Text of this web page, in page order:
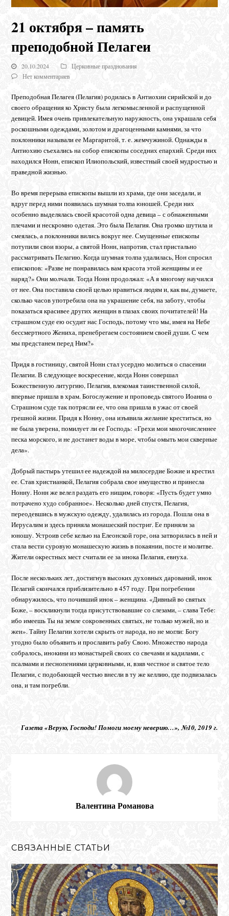
21 октября – память
преподобной Пелагеи
20.10.2024
Церковные празднования
Нет комментариев
Преподобная Пелагея (Пелагия) родилась в Антиохии сирийской и до
своего обращения ко Христу была легкомысленной и распущенной
девицей. Имея очень привлекательную наружность, она украшала себя
роскошными одеждами, золотом и драгоценными камнями, за что
поклонники называли ее Маргаритой, т. е. жемчужиной. Однажды в
Антиохию съехались на собор епископы соседних епархий. Среди них
находился Нонн, епископ Илиопольский, известный своей мудростью и
праведной жизнью.
Во время перерыва епископы вышли из храма, где они заседали, и
вдруг перед ними появилась шумная толпа юношей. Среди них
особенно выделялась своей красотой одна девица – с обнаженными
плечами и нескромно одетая. Это была Пелагия. Она громко шутила и
смеялась, а поклонники вились вокруг нее. Смущенные епископы
потупили свои взоры, а святой Нонн, напротив, стал пристально
рассматривать Пелагию. Когда шумная толпа удалилась, Нон спросил
епископов: «Разве не понравилась вам красота этой женщины и ее
наряд?» Они молчали. Тогда Нонн продолжал: «А я многому научился
от нее. Она поставила своей целью нравиться людям и, как вы, думаете,
сколько часов употребила она на украшение себя, на заботу, чтобы
показаться красивее других женщин в глазах своих почитателей! На
страшном суде ею осудит нас Господь, потому что мы, имея на Небе
бессмертного Жениха, пренебрегаем состоянием своей души. С чем
мы предстанем перед Ним?»
Придя в гостиницу, святой Нонн стал усердно молиться о спасении
Пелагии. В следующее воскресение, когда Нонн совершал
Божественную литургию, Пелагия, влекомая таинственной силой,
впервые пришла в храм. Богослужение и проповедь святого Иоанна о
Страшном суде так потрясли ее, что она пришла в ужас от своей
грешной жизни. Придя к Нонну, она изъявила желание креститься, но
не была уверена, помилует ли ее Господь: «Грехи мои многочисленнее
песка морского, и не достанет воды в море, чтобы омыть мои скверные
дела».
Добрый пастырь утешил ее надеждой на милосердие Божие и крестил
ее. Став христианкой, Пелагия собрала свое имущество и принесла
Нонну. Нонн же велел раздать его нищим, говоря: «Пусть будет умно
потрачено худо собранное». Несколько дней спустя, Пелагия,
переодевшись в мужскую одежду, удалилась из города. Пошла она в
Иерусалим и здесь приняла монашеский постриг. Ее приняли за
юношу. Устроив себе келью на Елеонской горе, она затворилась в ней и
стала вести суровую монашескую жизнь в покаянии, посте и молитве.
Жители окрестных мест считали ее за инока Пелагия, евнуха.
После нескольких лет, достигнув высоких духовных дарований, инок
Пелагий скончался приблизительно в 457 году. При погребении
обнаружилось, что почивший инок – женщина. «Дивный во святых
Боже, – воскликнули тогда присутствовавшие со слезами, – слава Тебе:
ибо имеешь Ты на земле сокровенных святых, не только мужей, но и
жен». Тайну Пелагии хотели скрыть от народа, но не могли: Богу
угодно было объявить и прославить рабу Свою. Множество народа
собралось, инокини из монастырей своих со свечами и кадилами, с
псалмами и песнопениями церковными, и, взяв честное и святое тело
Пелагии, с подобающей честью внесли в ту же келлию, где подвизалась
она, и там погребли.
Газета «Верую, Господи! Помоги моему неверию…», №10, 2019 г.
Валентина Романова
СВЯЗАННЫЕ СТАТЬИ